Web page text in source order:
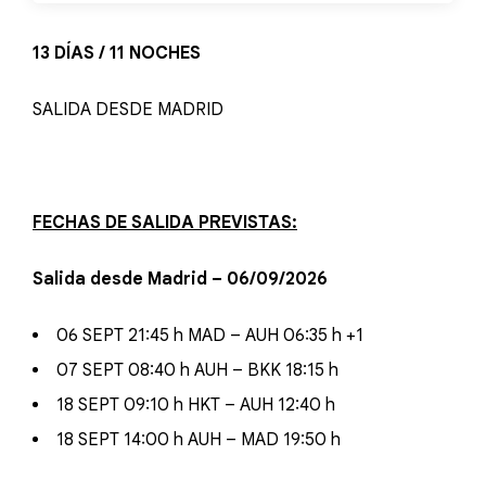
13 DÍAS / 11 NOCHES
SALIDA DESDE MADRID
FECHAS DE SALIDA PREVISTAS:
Salida desde Madrid – 06/09/2026
06 SEPT 21:45 h MAD – AUH 06:35 h +1
07 SEPT 08:40 h AUH – BKK 18:15 h
18 SEPT 09:10 h HKT – AUH 12:40 h
18 SEPT 14:00 h AUH – MAD 19:50 h